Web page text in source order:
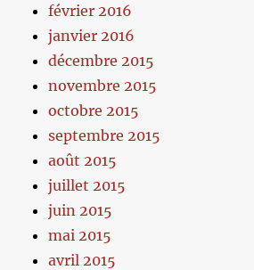
février 2016
janvier 2016
décembre 2015
novembre 2015
octobre 2015
septembre 2015
août 2015
juillet 2015
juin 2015
mai 2015
avril 2015